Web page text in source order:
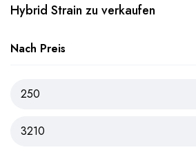
Hybrid Strain zu verkaufen
Nach Preis